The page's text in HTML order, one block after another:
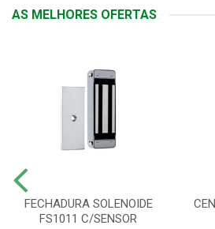
AS MELHORES OFERTAS
FECHADURA SOLENOIDE
FS1011 C/SENSOR